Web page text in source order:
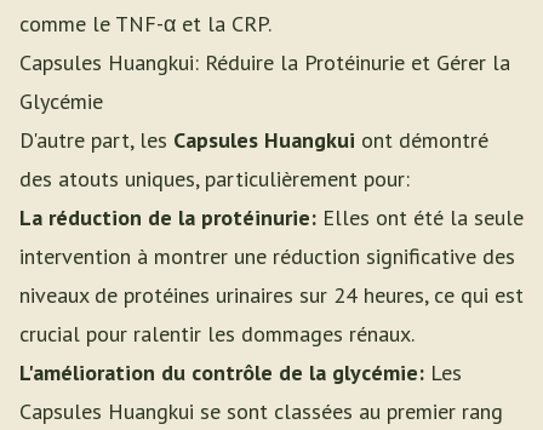
comme le TNF-α et la CRP.
Capsules Huangkui: Réduire la Protéinurie et Gérer la
Glycémie
D'autre part, les Capsules Huangkui ont démontré
des atouts uniques, particulièrement pour:
La réduction de la protéinurie: Elles ont été la seule
intervention à montrer une réduction significative des
niveaux de protéines urinaires sur 24 heures, ce qui est
crucial pour ralentir les dommages rénaux.
L'amélioration du contrôle de la glycémie: Les
Capsules Huangkui se sont classées au premier rang